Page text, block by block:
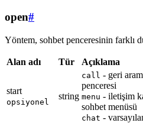
open#
Yöntem, sohbet penceresinin farklı
Alan adı Tür Açıklama
start
opsiyonel
string
call - geri
penceresi
menu - iletişim
sohbet menüsü
chat -